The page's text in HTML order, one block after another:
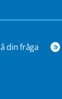
din fråga